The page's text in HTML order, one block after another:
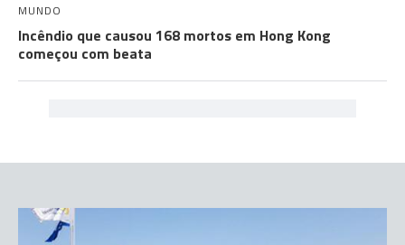
MUNDO
Incêndio que causou 168 mortos em Hong Kong
começou com beata